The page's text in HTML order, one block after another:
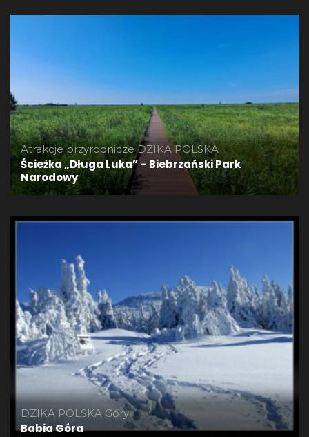
Atrakcje przyrodnicze DZIKA POLSKA
Ścieżka „Długa Luka” – Biebrzański Park
Narodowy
DZIKA POLSKA Góry
Babia Góra